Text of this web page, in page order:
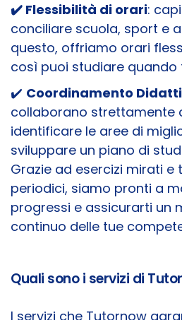
✔️ Flessibilità di orari:
conciliare scuola, sport e
questo, offriamo orari
così puoi studiare quando
✔️ Coordinamento
collaborano strettamente
identificare le aree di
sviluppare un piano di
Grazie ad esercizi mirati e
periodici, siamo pronti a
progressi e assicurarti un
continuo delle tue
Quali sono i servizi di
I servizi che Tutornow